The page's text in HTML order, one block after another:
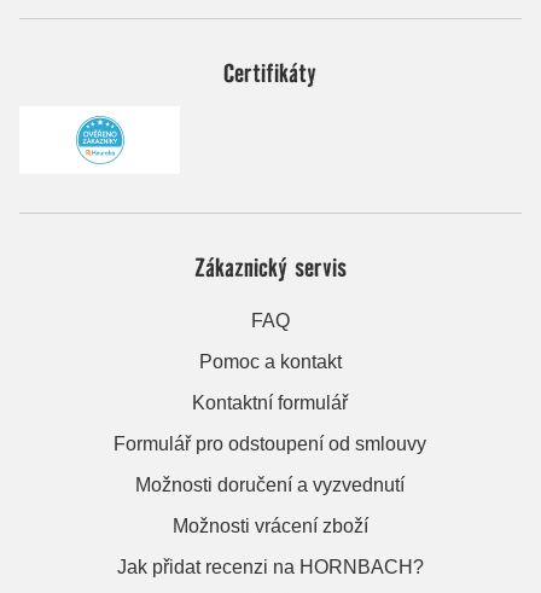
Certifikáty
Zákaznický servis
FAQ
Pomoc a kontakt
Kontaktní formulář
Formulář pro odstoupení od smlouvy
Možnosti doručení a vyzvednutí
Možnosti vrácení zboží
Jak přidat recenzi na HORNBACH?